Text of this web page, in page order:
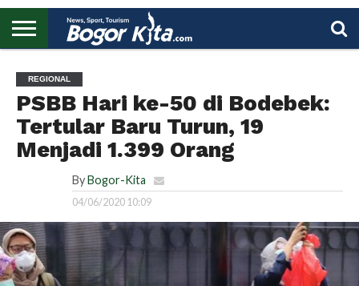
UTAMA
REGIONAL
PSBB Hari ke-50 di Bodebek:
Tertular Baru Turun, 19
Menjadi 1.399 Orang
By Bogor-Kita
04/06/2020 10:09